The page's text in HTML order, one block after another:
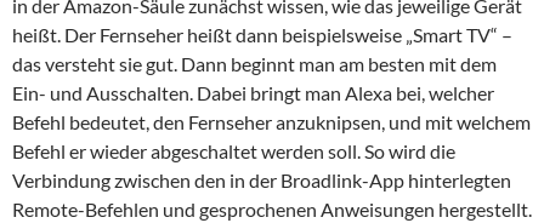
in der Amazon-Säule zunächst wissen, wie das jeweilige Gerät
heißt. Der Fernseher heißt dann beispielsweise „Smart TV“ –
das versteht sie gut. Dann beginnt man am besten mit dem
Ein- und Ausschalten. Dabei bringt man Alexa bei, welcher
Befehl bedeutet, den Fernseher anzuknipsen, und mit welchem
Befehl er wieder abgeschaltet werden soll. So wird die
Verbindung zwischen den in der Broadlink-App hinterlegten
Remote-Befehlen und gesprochenen Anweisungen hergestellt.